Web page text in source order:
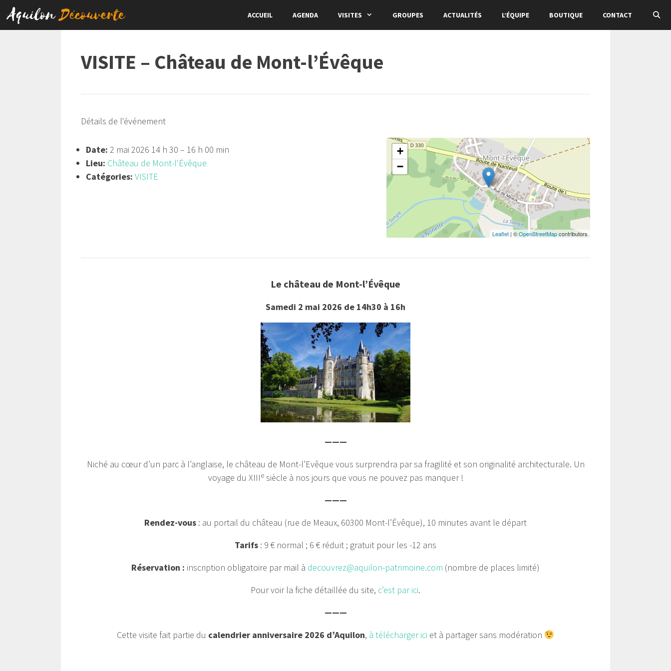
Aller
au
contenu
ACCUEIL AGENDA VISITES GROUPES ACTUALITÉS L’ÉQUIPE BOUTIQUE CONTACT
VISITE – Château de Mont-l’Évêque
Détails de l'événement
Date: 2 mai 2026 14 h 30 – 16 h 00 min
Lieu: Château de Mont-l'Évêque
Catégories: VISITE
+
−
Leaflet | ©OpenStreetMapcontributors
Le château de Mont-l’Évêque
Samedi 2 mai 2026 de 14h30 à 16h
———
Niché au cœur d’un parc à l’anglaise, le château de Mont-l’Evêque vous surprendra par sa fragilité et son originalité architecturale. Un
voyage du XIIIesiècle à nos jours que vous ne pouvez pas manquer !
———
Rendez-vous : au portail du château (rue de Meaux, 60300 Mont-l’Évêque), 10 minutes avant le départ
Tarifs : 9 € normal ; 6 € réduit ; gratuit pour les -12 ans
Réservation : inscription obligatoire par mail à decouvrez@aquilon-patrimoine.com (nombre de places limité)
Pour voir la fiche détaillée du site, c’est par ici.
———
Cette visite fait partie du calendrier anniversaire 2026 d’Aquilon, à télécharger ici et à partager sans modération